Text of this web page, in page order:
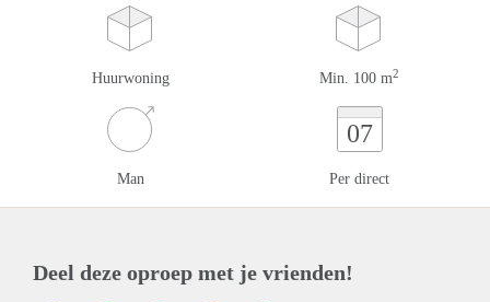
Huurwoning Min. 100 m2
Man
07
Per direct
Deel deze oproep met je vrienden!